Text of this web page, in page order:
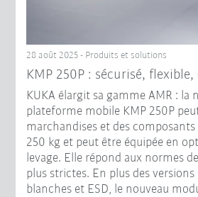
28 août 2025 - Produits et solutions
KMP 250P : sécurisé,
KUKA élargit sa gamme AMR : la
plateforme mobile KMP 250P
marchandises et des composants
250 kg et peut être équipée en
levage. Elle répond aux normes
plus strictes. En plus des versions
blanches et ESD, le nouveau